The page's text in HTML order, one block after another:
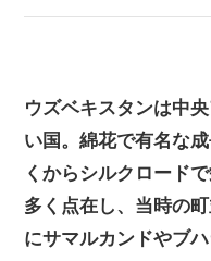
ウズベキスタンは中
い国。綿花で有名な
くからシルクロード
多く点在し、当時の
にサマルカンドやブ